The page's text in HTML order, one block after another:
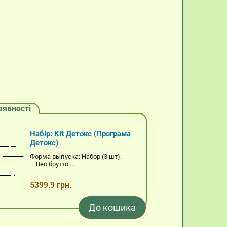
Набір: Kit Детокс (Програма
Детокс)
Форма выпуска: Набор (3 шт).
| Вес брутто:...
5399.9 грн.
До кошика